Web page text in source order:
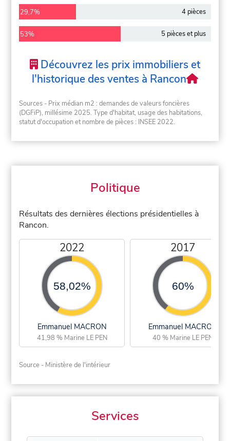
29,7% 4 pièces
53% 5 pièces et plus
Découvrez les prix immobiliers et
l'historique des ventes à Rancon
Sources - Prix médian m2 : demandes de valeurs foncières
(DGFiP), millésime 2025. Type d'habitat, usage des habitations,
statut d'occupation et nombre de pièces : INSEE 2022.
Politique
Résultats des dernières élections présidentielles à
Rancon.
2022
58,02%
Emmanuel MACRON
41,98 % Marine LE PEN
2017
60%
Emmanuel MACRON
40 % Marine LE PEN
Source - Ministère de l'intérieur
Services